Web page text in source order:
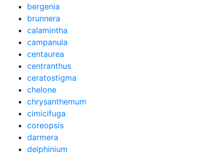
bergenia
brunnera
calamintha
campanula
centaurea
centranthus
ceratostigma
chelone
chrysanthemum
cimicifuga
coreopsis
darmera
delphinium